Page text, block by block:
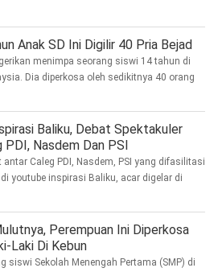
Anak SD Ini Digilir 40 Pria Bejad
menimpa seorang siswi 14 tahun di
Dia diperkosa oleh sedikitnya 40 orang
Baliku, Debat Spektakuler
Nasdem Dan PSI
antar Caleg PDI, Nasdem, PSI yang difasilitasi
youtube inspirasi Baliku, acar digelar di
Perempuan Ini Diperkosa
Laki Di Kebun
siswi Sekolah Menengah Pertama (SMP) di